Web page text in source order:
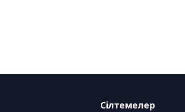
Сілтемелер